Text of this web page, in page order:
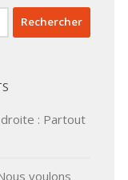
: Partout
voulons